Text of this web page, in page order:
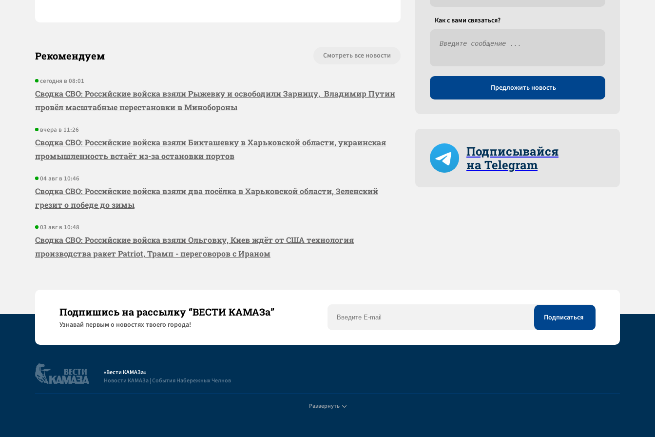
Рекомендуем Смотреть все новости
сегодня в 08:01
Сводка СВО: Российские войска взяли Рыжевку и освободили Зарницу, Владимир Путин
провёл масштабные перестановки в Минобороны
вчера в 11:26
Сводка СВО: Российские войска взяли Бикташевку в Харьковской области, украинская
промышленность встаёт из-за остановки портов
04 авг в 10:46
Сводка СВО: Российские войска взяли два посёлка в Харьковской области, Зеленский
грезит о победе до зимы
03 авг в 10:48
Сводка СВО: Российские войска взяли Ольговку, Киев ждёт от США технология
производства ракет Patriot, Трамп - переговоров с Ираном
Как c вами связаться?
Предложить новость
Подписывайся
на Telegram
Подпишись на рассылку “ВЕСТИ КАМАЗа”
Узнaвай первым о новостях твоего города!
«Вести КАМАЗа»
Новости КАМАЗа | События Набережных Челнов
Развернуть